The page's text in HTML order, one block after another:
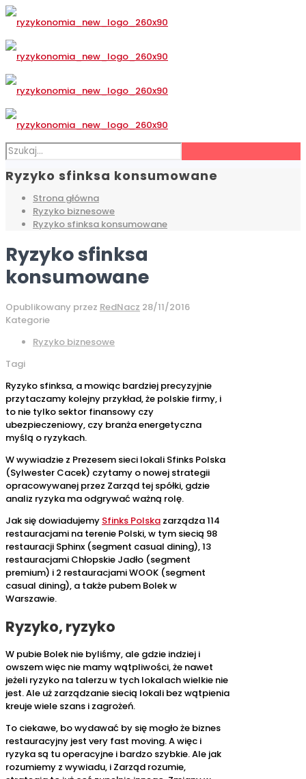
Ryzyko sfinksa konsumowane
Strona główna
Ryzyko biznesowe
Ryzyko sfinksa konsumowane
Ryzyko sfinksa
konsumowane
Opublikowany przez RedNacz 28/11/2016
Kategorie
Ryzyko biznesowe
Tagi
Ryzyko sfinksa, a mowiąc bardziej precyzyjnie
przytaczamy kolejny przykład, że polskie firmy, i
to nie tylko sektor finansowy czy
ubezpieczeniowy, czy branża energetyczna
myślą o ryzykach.
W wywiadzie z Prezesem sieci lokali Sfinks Polska
(Sylwester Cacek) czytamy o nowej strategii
opracowywanej przez Zarząd tej spółki, gdzie
analiz ryzyka ma odgrywać ważną rolę.
Jak się dowiadujemy Sfinks Polska zarządza 114
restauracjami na terenie Polski, w tym siecią 98
restauracji Sphinx (segment casual dining), 13
restauracjami Chłopskie Jadło (segment
premium) i 2 restauracjami WOOK (segment
casual dining), a także pubem Bolek w
Warszawie.
Ryzyko, ryzyko
W pubie Bolek nie byliśmy, ale gdzie indziej i
owszem więc nie mamy wątpliwości, że nawet
jeżeli ryzyko na talerzu w tych lokalach wielkie nie
jest. Ale uż zarządzanie siecią lokali bez wątpienia
kreuje wiele szans i zagrożeń.
To ciekawe, bo wydawać by się mogło że biznes
restauracyjny jest very fast moving. A więc i
ryzyka są tu operacyjne i bardzo szybkie. Ale jak
rozumiemy z wywiadu, i Zarząd rozumie,